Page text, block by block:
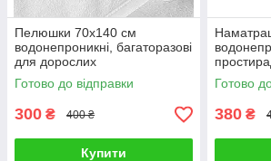
Пелюшки 70х140 см
водонепроникні, багаторазові
для дорослих
Готово до відправки
300 ₴ 400 ₴
Купити
махрове
Готово
380 ₴